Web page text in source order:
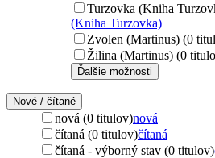
Turzovka (Kniha
(Kniha Turzovka)
Zvolen (Martinus) (0
Žilina (Martinus) (0
Ďalšie možnosti
Nové / čítané
nová (0 titulov)nová
čítaná (0 titulov)čítaná
čítaná - výborný stav (0 titulov)